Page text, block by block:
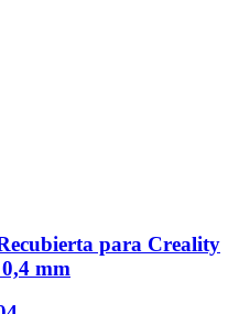
para Creality
mm